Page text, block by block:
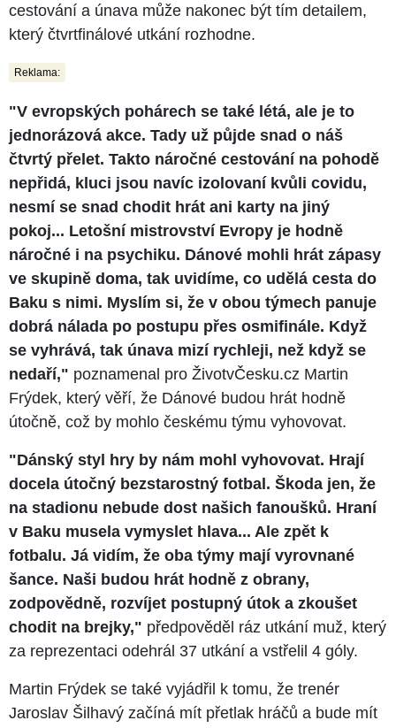
cestování a únava může nakonec být tím detailem,
který čtvrtfinálové utkání rozhodne.
Reklama:
"V evropských pohárech se také létá, ale je to
jednorázová akce. Tady už půjde snad o náš
čtvrtý přelet. Takto náročné cestování na pohodě
nepřidá, kluci jsou navíc izolovaní kvůli covidu,
nesmí se snad chodit hrát ani karty na jiný
pokoj... Letošní mistrovství Evropy je hodně
náročné i na psychiku. Dánové mohli hrát zápasy
ve skupině doma, tak uvidíme, co udělá cesta do
Baku s nimi. Myslím si, že v obou týmech panuje
dobrá nálada po postupu přes osmifinále. Když
se vyhrává, tak únava mizí rychleji, než když se
nedaří," poznamenal pro ŽivotvČesku.cz Martin
Frýdek, který věří, že Dánové budou hrát hodně
útočně, což by mohlo českému týmu vyhovovat.
"Dánský styl hry by nám mohl vyhovovat. Hrají
docela útočný bezstarostný fotbal. Škoda jen, že
na stadionu nebude dost našich fanoušků. Hraní
v Baku musela vymyslet hlava... Ale zpět k
fotbalu. Já vidím, že oba týmy mají vyrovnané
šance. Naši budou hrát hodně z obrany,
zodpovědně, rozvíjet postupný útok a zkoušet
chodit na brejky," předpověděl ráz utkání muž, který
za reprezentaci odehrál 37 utkání a vstřelil 4 góly.
Martin Frýdek se také vyjádřil k tomu, že trenér
Jaroslav Šilhavý začíná mít přetlak hráčů a bude mít